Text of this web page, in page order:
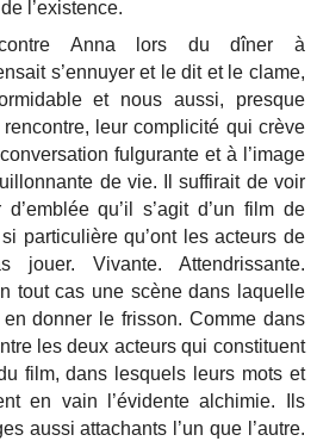
l’existence.
Anna lors du dîner à
s’ennuyer et le dit et le clame,
et nous aussi, presque
leur complicité qui crève
fulgurante et à l’image
de vie. Il suffirait de voir
qu’il s’agit d’un film de
particulière qu’ont les acteurs de
Vivante. Attendrissante.
tout cas une scène dans laquelle
donner le frisson. Comme dans
les deux acteurs qui constituent
film, dans lesquels leurs mots et
en vain l’évidente alchimie. Ils
aussi attachants l’un que l’autre.